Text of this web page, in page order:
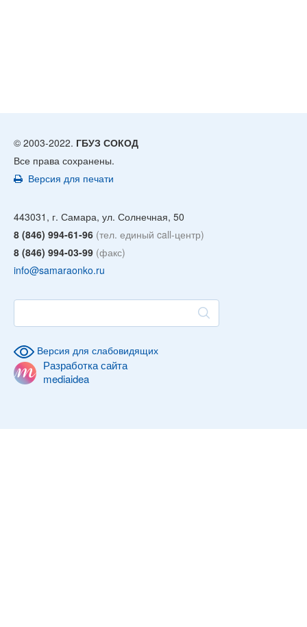
© 2003-2022. ГБУЗ СОКОД
Все права сохранены.
Версия для печати
443031, г. Самара, ул. Солнечная, 50
8 (846) 994-61-96 (тел. единый call-центр)
8 (846) 994-03-99 (факс)
info@samaraonko.ru
Версия для слабовидящих
Разработка сайта
mediaidea